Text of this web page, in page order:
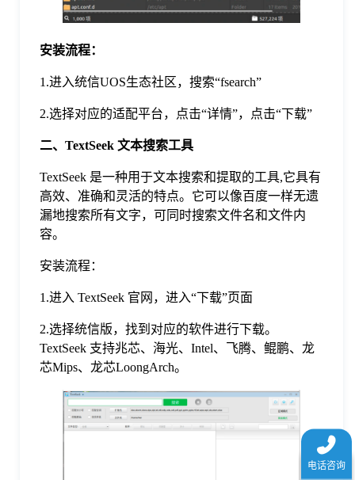
安装流程：
1.进入统信UOS生态社区，搜索“fsearch”
2.选择对应的适配平台，点击“详情”，点击“下载”
二、TextSeek 文本搜索工具
TextSeek 是一种用于文本搜索和提取的工具,它具有
高效、准确和灵活的特点。它可以像百度一样无遗
漏地搜索所有文字，可同时搜索文件名和文件内
容。
安装流程：
1.进入 TextSeek 官网，进入“下载”页面
2.选择统信版，找到对应的软件进行下载。
TextSeek 支持兆芯、海光、Intel、飞腾、鲲鹏、龙
芯Mips、龙芯LoongArch。